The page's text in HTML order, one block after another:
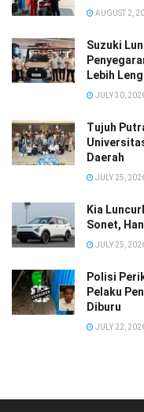
AUGUST 2,
Suzuki
Lebih
JULY 30,
Tujuh
Daerah
JULY 25,
Kia
Sonet,
JULY 25,
Polisi
Pelaku
Diburu
JULY 22,